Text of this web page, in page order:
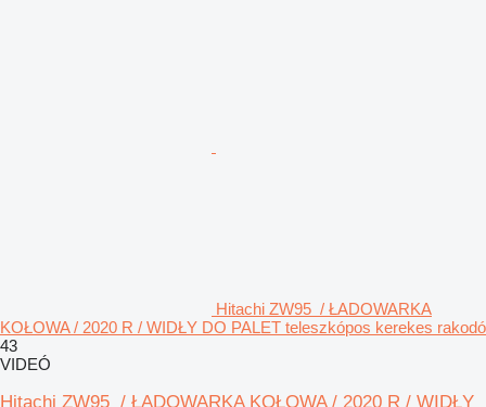
Hitachi ZW95 / ŁADOWARKA
KOŁOWA / 2020 R / WIDŁY DO PALET teleszkópos kerekes rakodó
43
VIDEÓ
Hitachi ZW95 / ŁADOWARKA KOŁOWA / 2020 R / WIDŁY